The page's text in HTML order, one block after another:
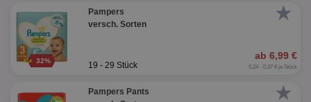
★
32%
Pampers
versch. Sorten
ab 6,99 €
19 - 29 Stück 0,24 - 0,37 € je Stück
★
Pampers Pants